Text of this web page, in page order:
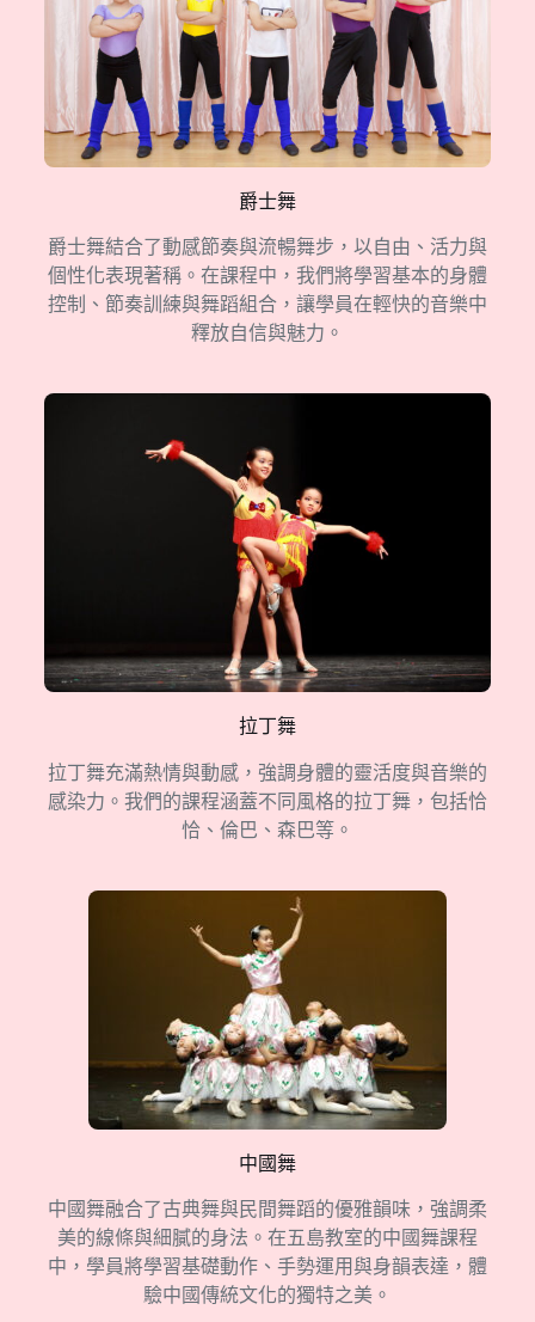
爵士舞
爵士舞結合了動感節奏與流暢舞步，以自由、活力與
個性化表現著稱。在課程中，我們將學習基本的身體
控制、節奏訓練與舞蹈組合，讓學員在輕快的音樂中
釋放自信與魅力。
拉丁舞
拉丁舞充滿熱情與動感，強調身體的靈活度與音樂的
感染力。我們的課程涵蓋不同風格的拉丁舞，包括恰
恰、倫巴、森巴等。
中國舞
中國舞融合了古典舞與民間舞蹈的優雅韻味，強調柔
美的線條與細膩的身法。在五島教室的中國舞課程
中，學員將學習基礎動作、手勢運用與身韻表達，體
驗中國傳統文化的獨特之美。